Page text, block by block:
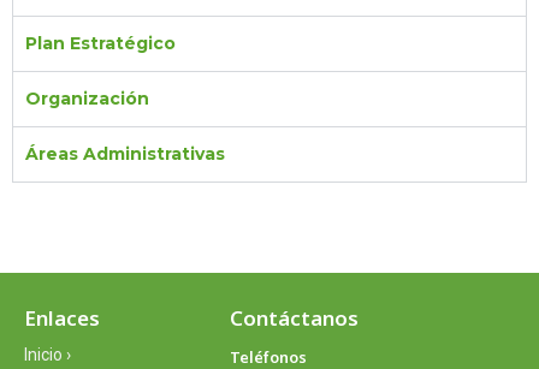
Plan Estratégico
Organización
Áreas Administrativas
Enlaces
Inicio ›
Contáctanos
Teléfonos